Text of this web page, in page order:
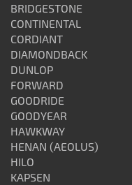
BRIDGESTONE
CONTINENTAL
CORDIANT
DIAMONDBACK
DUNLOP
FORWARD
GOODRIDE
GOODYEAR
HAWKWAY
HENAN (AEOLUS)
HILO
KAPSEN